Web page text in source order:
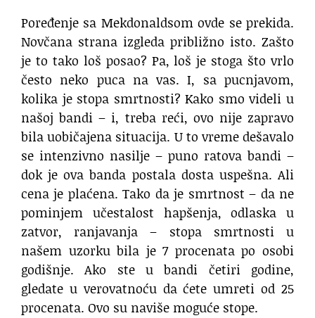
Poređenje sa Mekdonaldsom ovde se prekida.
Novčana strana izgleda približno isto. Zašto
je to tako loš posao? Pa, loš je stoga što vrlo
često neko puca na vas. I, sa pucnjavom,
kolika je stopa smrtnosti? Kako smo videli u
našoj bandi – i, treba reći, ovo nije zapravo
bila uobičajena situacija. U to vreme dešavalo
se intenzivno nasilje – puno ratova bandi –
dok je ova banda postala dosta uspešna. Ali
cena je plaćena. Tako da je smrtnost – da ne
pominjem učestalost hapšenja, odlaska u
zatvor, ranjavanja – stopa smrtnosti u
našem uzorku bila je 7 procenata po osobi
godišnje. Ako ste u bandi četiri godine,
gledate u verovatnoću da ćete umreti od 25
procenata. Ovo su naviše moguće stope.